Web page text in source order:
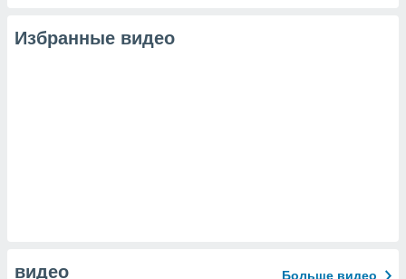
Избранные видео
видео Больше видео